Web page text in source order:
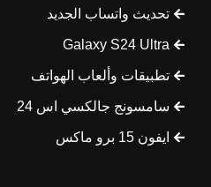
تحديث واتساب الجديد
Galaxy S24 Ultra
تطبيقات وألعاب الهواتف
سامسونج جالكسي اس 24
ايفون 15 برو ماكس